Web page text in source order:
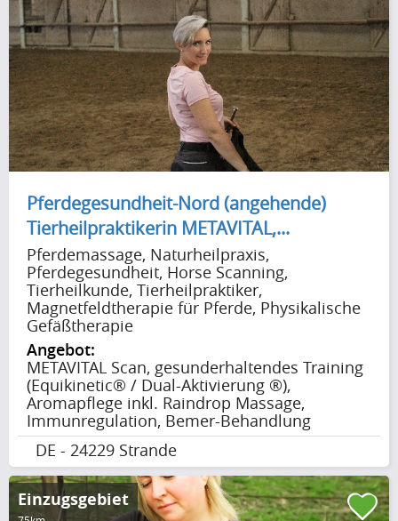
Pferdegesundheit-Nord (angehende)
Tierheilpraktikerin METAVITAL,...
Pferdemassage, Naturheilpraxis,
Pferdegesundheit, Horse Scanning,
Tierheilkunde, Tierheilpraktiker,
Magnetfeldtherapie für Pferde, Physikalische
Gefäßtherapie
Angebot:
METAVITAL Scan, gesunderhaltendes Training
(Equikinetic® / Dual-Aktivierung ®),
Aromapflege inkl. Raindrop Massage,
Immunregulation, Bemer-Behandlung
DE - 24229 Strande
Einzugsgebiet